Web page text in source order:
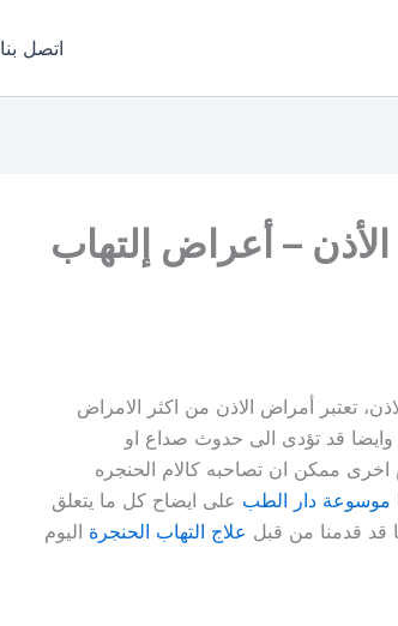
اتصل بنا
الأذن – أعراض إلتهاب
تعتبر أمراض الاذن من اكثر الامراض
قد تؤدى الى حدوث صداع او
ممكن ان تصاحبه كالام الحنجره
موسوعة دار الطب على ايضاح كل ما يتعلق
قد قدمنا من قبل علاج التهاب الحنجرة اليوم